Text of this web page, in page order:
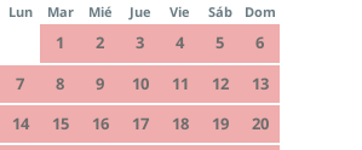
Lun Mar Mié Jue Vie Sáb Dom
1 2 3 4 5
6
7
8 9 10 11 12
13
14
15 16 17 18 19
20